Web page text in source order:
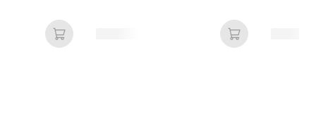
Ajouter au panier Ajouter au